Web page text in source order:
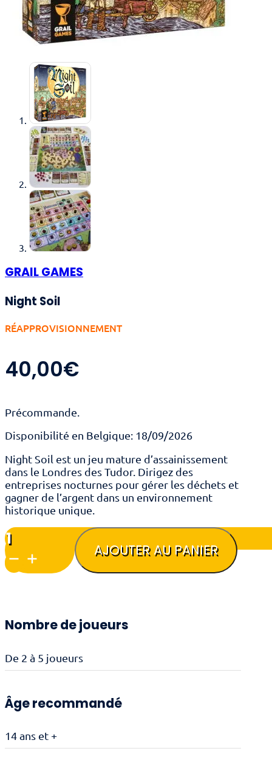
GRAIL GAMES
Night Soil
RÉAPPROVISIONNEMENT
40,00€
Précommande.
Disponibilité en Belgique: 18/09/2026
Night Soil est un jeu mature d’assainissement
dans le Londres des Tudor. Dirigez des
entreprises nocturnes pour gérer les déchets et
gagner de l’argent dans un environnement
historique unique.
quantité
de
Night
Soil
AJOUTER AU PANIER
Nombre de joueurs
De 2 à 5 joueurs
Âge recommandé
14 ans et +